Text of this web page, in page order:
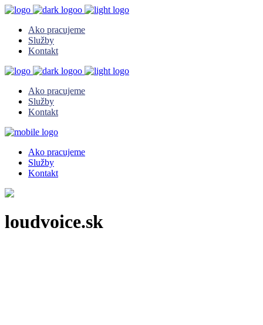
Ako pracujeme
Služby
Kontakt
Ako pracujeme
Služby
Kontakt
Ako pracujeme
Služby
Kontakt
loudvoice.sk